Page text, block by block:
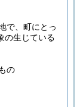
で、町にとっ
の生じている
の